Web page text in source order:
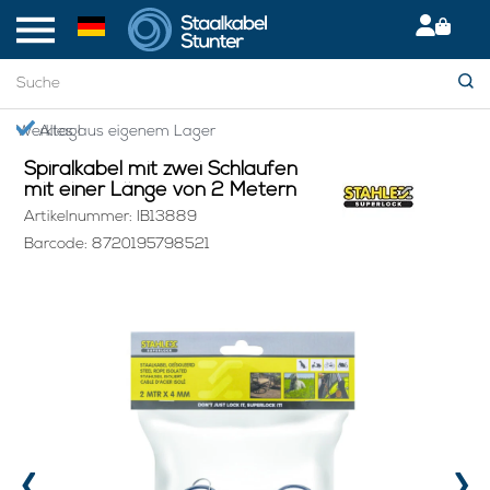
Giropay: Sicher & bequem bezahlen
Startseite > Spiralkabel mit zwei Schlaufen mit einer Länge von 2 Metern
Spiralkabel mit zwei Schlaufen
mit einer Länge von 2 Metern
Artikelnummer: IB13889
Barcode: 8720195798521